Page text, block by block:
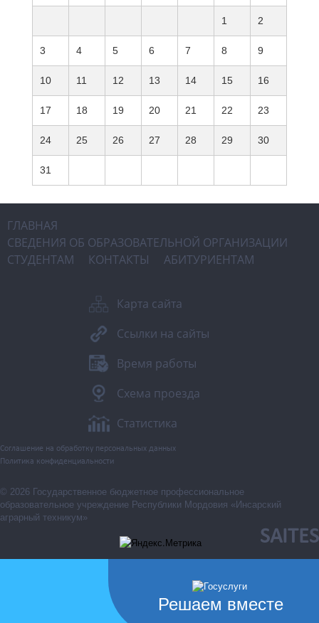
1 2
3 4 5 6 7 8 9
10 11 12 13 14 15 16
17 18 19 20 21 22 23
24 25 26 27 28 29 30
31
ГЛАВНАЯ
СВЕДЕНИЯ ОБ ОБРАЗОВАТЕЛЬНОЙ ОРГАНИЗАЦИИ
СТУДЕНТАМ
КОНТАКТЫ АБИТУРИЕНТАМ
Карта сайта
Ссылки на сайты
Время работы
Схема проезда
Статистика
Соглашение на обработку персональных данных
Политика конфиденциальности
© 2026 Государственное бюджетное профессиональное
образовательное учреждение Республики Мордовия «Инсарский
аграрный техникум»
SAITES
Решаем вместе